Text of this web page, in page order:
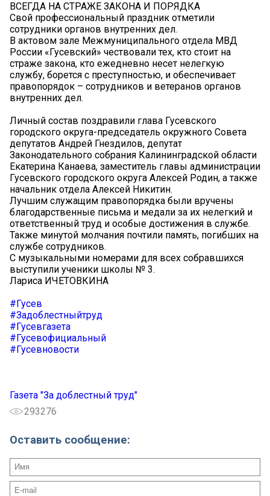
ВСЕГДА НА СТРАЖЕ ЗАКОНА И ПОРЯДКА
Свой профессиональный праздник отметили
сотрудники органов внутренних дел.
В актовом зале Межмуниципального отдела МВД
России «Гусевский» чествовали тех, кто стоит на
страже закона, кто ежедневно несет нелегкую
службу, борется с преступностью, и обеспечивает
правопорядок – сотрудников и ветеранов органов
внутренних дел.
Личный состав поздравили глава Гусевского
городского округа-председатель окружного Совета
депутатов Андрей Гнездилов, депутат
Законодательного собрания Калининградской области
Екатерина Канаева, заместитель главы администрации
Гусевского городского округа Алексей Родин, а также
начальник отдела Алексей Никитин.
Лучшим служащим правопорядка были вручены
благодарственные письма и медали за их нелегкий и
ответственный труд и особые достижения в службе.
Также минутой молчания почтили память, погибших на
службе сотрудников.
С музыкальными номерами для всех собравшихся
выступили ученики школы № 3.
Лариса ИЧЕТОВКИНА
#Гусев
#Задоблестныйтруд
#Гусевгазета
#Гусевофициальный
#Гусевновости
Газета "За доблестный труд"
293276
Оставить сообщение: